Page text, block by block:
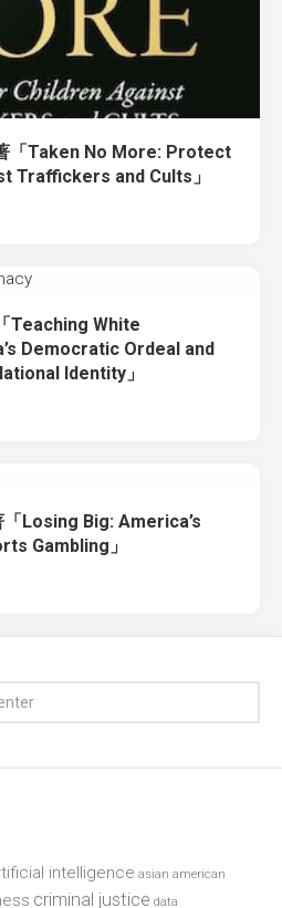
「Taken No More: Protect
Traffickers and Cults」
Teaching White
Democratic Ordeal and
Identity」
Losing Big: America’s
Gambling」
intelligence asian american
criminal justice data